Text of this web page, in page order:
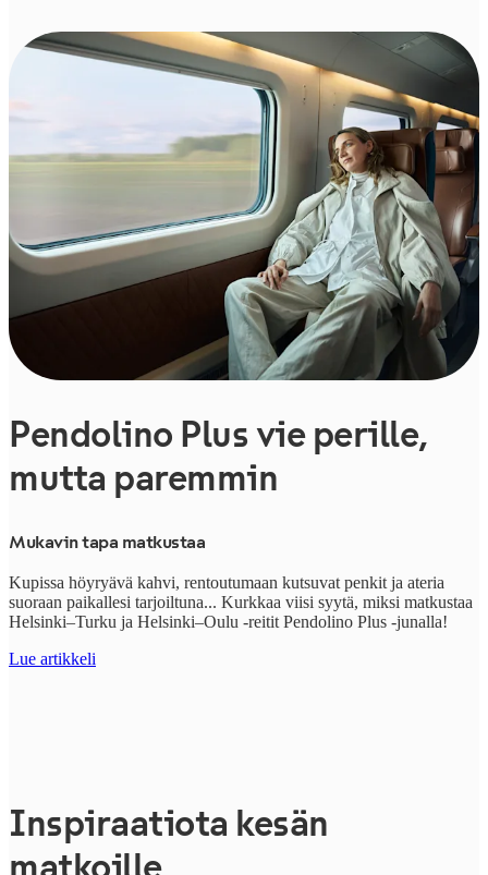
Pendolino Plus vie perille,
mutta paremmin
Mukavin tapa matkustaa
Kupissa höyryävä kahvi, rentoutumaan kutsuvat penkit ja ateria
suoraan paikallesi tarjoiltuna... Kurkkaa viisi syytä, miksi matkustaa
Helsinki–Turku ja Helsinki–Oulu -reitit Pendolino Plus -junalla!
Lue artikkeli
Inspiraatiota kesän